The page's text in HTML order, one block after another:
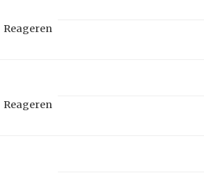
Reageren
Reageren